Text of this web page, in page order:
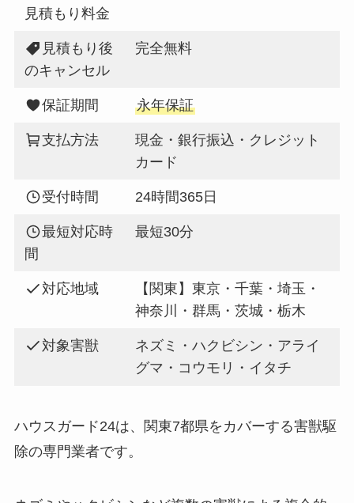
見積もり料金
見積もり後
のキャンセル
完全無料
保証期間 永年保証
支払方法
現金・銀行振込・クレジット
カード
受付時間 24時間365日
最短対応時
間
最短30分
対応地域
【関東】東京・千葉・埼玉・
神奈川・群馬・茨城・栃木
対象害獣
ネズミ・ハクビシン・アライ
グマ・コウモリ・イタチ
ハウスガード24は、関東7都県をカバーする害獣駆
除の専門業者です。